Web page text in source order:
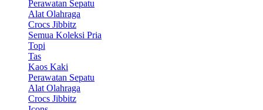
Perawatan Sepatu
Alat Olahraga
Crocs Jibbitz
Semua Koleksi Pria
Topi
Tas
Kaos Kaki
Perawatan Sepatu
Alat Olahraga
Crocs Jibbitz